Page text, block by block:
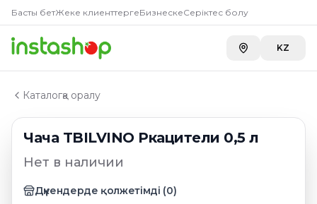
Басты бетЖеке клиенттергеБизнескеСеріктес болу
KZ
Каталогқа оралу
Чача TBILVINO Ркацители 0,5 л
Нет в наличии
Дүкендерде қолжетімді (0)
Главная
Каталог
Чача
Чача TBILVINO Ркацители 0,5 л